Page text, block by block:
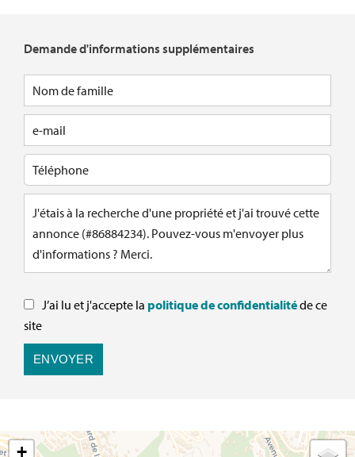
Demande d'informations supplémentaires
J’ai lu et j'accepte la politique de confidentialitéde ce
site
ENVOYER
+